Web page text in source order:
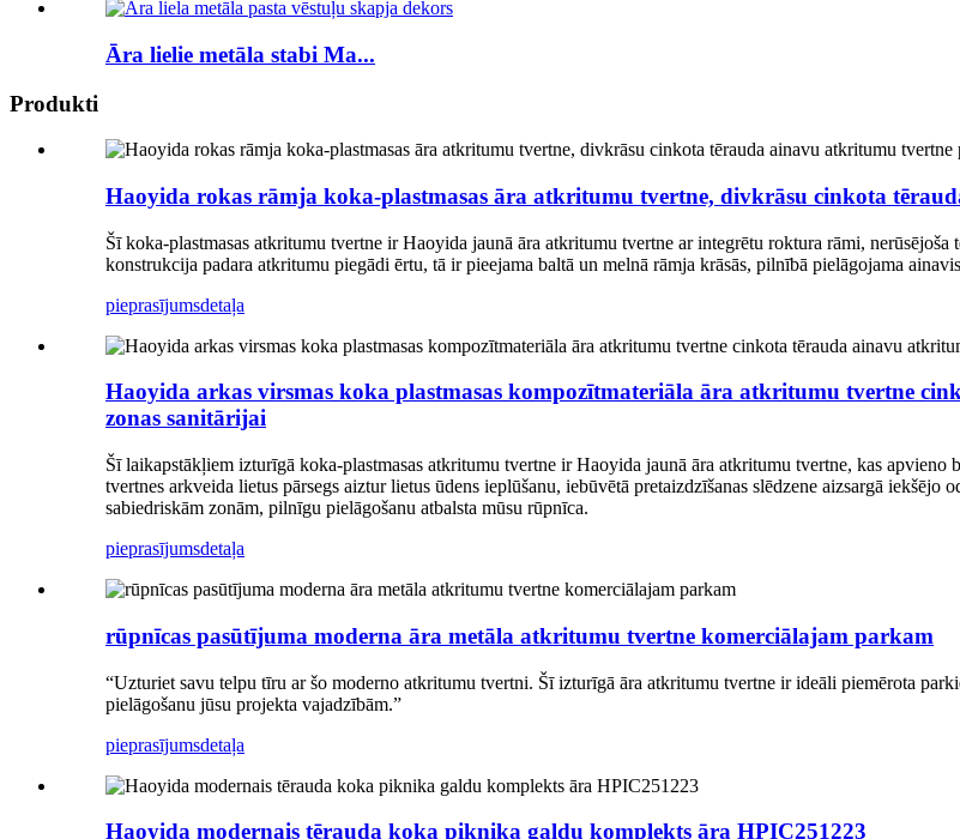
Āra lielie metāla stabi Ma...
Produkti
Haoyida rokas rāmja koka-plastmasas āra atkritumu tvertne, divkrāsu cinkota
Šī koka-plastmasas atkritumu tvertne ir Haoyida jaunā āra atkritumu tvertne ar integrētu roktura rāmi,
konstrukcija padara atkritumu piegādi ērtu, tā ir pieejama baltā un melnā rāmja krāsās, pilnībā pielāgojama
pieprasījumsdetaļa
Haoyida arkas virsmas koka plastmasas kompozītmateriāla āra atkritumu tvertne
zonas sanitārijai
Šī laikapstākļiem izturīgā koka-plastmasas atkritumu tvertne ir Haoyida jaunā āra atkritumu tvertne, kas
tvertnes arkveida lietus pārsegs aiztur lietus ūdens ieplūšanu, iebūvētā pretaizdzīšanas slēdzene aizsargā
sabiedriskām zonām, pilnīgu pielāgošanu atbalsta mūsu rūpnīca.
pieprasījumsdetaļa
rūpnīcas pasūtījuma moderna āra metāla atkritumu tvertne komerciālajam parkam
“Uzturiet savu telpu tīru ar šo moderno atkritumu tvertni. Šī izturīgā āra atkritumu tvertne ir ideāli piemērota
pielāgošanu jūsu projekta vajadzībām.”
pieprasījumsdetaļa
Haoyida modernais tērauda koka piknika galdu komplekts āra HPIC251223